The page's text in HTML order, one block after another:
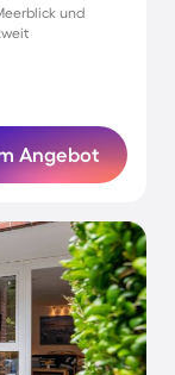
und
Angebot